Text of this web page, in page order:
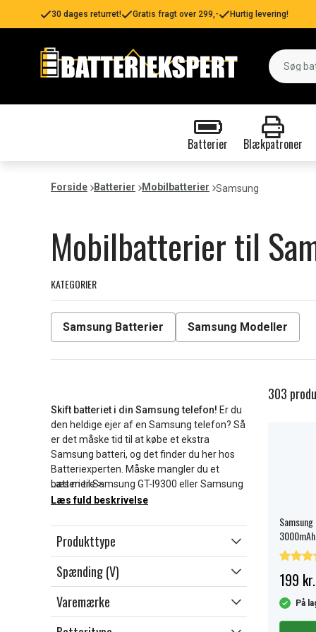
30 dages returret! Gratis fragt over 299,- Hurtig levering!
Batterier Blækpatroner
Forside Batterier Mobilbatterier Samsung
Mobilbatterier til
KATEGORIER
Samsung Batterier Samsung Modeller
Skift batteriet i din Samsung telefon! Er du
den heldige ejer af en Samsung telefon? Så
er det måske tid til at købe et ekstra
Samsung batteri, og det finder du her hos
Batteriexperten. Måske mangler du et
batteri til Samsung GT-I9300 eller Samsung
Galaxy S3? Glem ikke at læse batteriets
batteri, som passer til en Galaxy, kan også
passe til en Samsung SGH og være
kompatibelt med flere andre forskellige
Samsung telefoner.
Hvilket Samsung batteri skal du vælge?
Her hos Batteriexperten er der mange
Læs mere >
Læs fuld beskrivelse
Produkttype
Spænding (V)
Varemærke
303
199 kr.
På